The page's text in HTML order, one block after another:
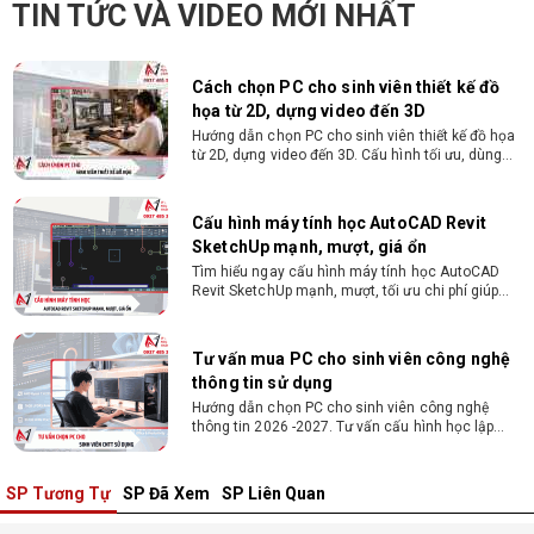
TIN TỨC VÀ VIDEO MỚI NHẤT
triệu đồng - Thủ tục cực kì đơn giản: bản sao
CMND và Hộ khẩu - Xét duyệt nhanh chóng trong
Cách chọn PC cho sinh viên thiết kế đồ
họa từ 2D, dựng video đến 3D
Hướng dẫn chọn PC cho sinh viên thiết kế đồ họa
từ 2D, dựng video đến 3D. Cấu hình tối ưu, dùng
Cấu hình máy tính học AutoCAD Revit
SketchUp mạnh, mượt, giá ổn
Tìm hiểu ngay cấu hình máy tính học AutoCAD
Revit SketchUp mạnh, mượt, tối ưu chi phí giúp
Tư vấn mua PC cho sinh viên công nghệ
thông tin sử dụng
Hướng dẫn chọn PC cho sinh viên công nghệ
thông tin 2026 -2027. Tư vấn cấu hình học lập
Sinh viên nên mua laptop hay PC ?
SP Tương Tự SP Đã Xem SP Liên Quan